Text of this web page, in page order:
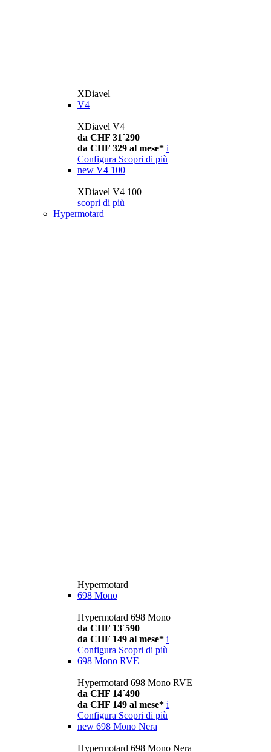
XDiavel
V4
XDiavel V4
da CHF 31´290
da CHF 329 al mese* i
Configura Scopri di più
new V4 100
XDiavel V4 100
scopri di più
Hypermotard
Hypermotard
698 Mono
Hypermotard 698 Mono
da CHF 13´590
da CHF 149 al mese* i
Configura Scopri di più
698 Mono RVE
Hypermotard 698 Mono RVE
da CHF 14´490
da CHF 149 al mese* i
Configura Scopri di più
new 698 Mono Nera
Hypermotard 698 Mono Nera